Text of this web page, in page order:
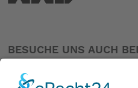
BESUCHE UNS AUCH